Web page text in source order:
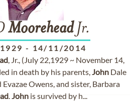
MooreheadJr.
- 14/11/2014
, Jr., (July 22,1929 ~ November 14,
in death by his parents,John Dale
Evazae Owens, and sister, Barbara
.John is survived by h...